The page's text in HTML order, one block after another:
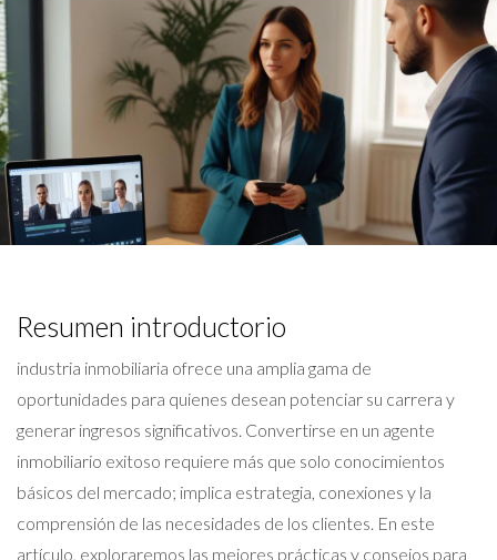
Resumen introductorio
industria inmobiliaria ofrece una amplia gama de
oportunidades para quienes desean potenciar su carrera y
generar ingresos significativos. Convertirse en un agente
inmobiliario exitoso requiere más que solo conocimientos
básicos del mercado; implica estrategia, conexiones y la
comprensión de las necesidades de los clientes. En este
artículo, exploraremos las mejores prácticas y consejos para